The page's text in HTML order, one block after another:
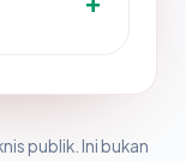
publik. Ini bukan